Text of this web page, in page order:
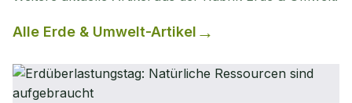
Alle Erde & Umwelt-Artikel